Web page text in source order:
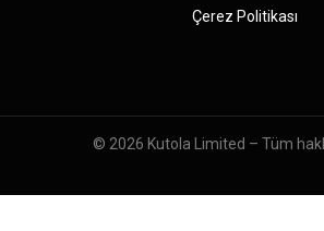
Çerez Politikası
© 2026 Kutola Limited – Tüm